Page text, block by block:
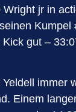
jr in
Kumpel
gut –
immer
Einem